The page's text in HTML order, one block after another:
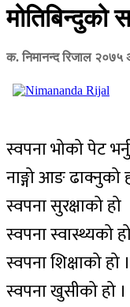
क. निमानन्द रिजाल २०७५
स्वपना भोको पेट
नाङ्गो आङ ढाक्नुको
स्वपना सुरक्षाको हो
स्वपना स्वास्थ्यको
स्वपना शिक्षाको हो ।
स्वपना खुसीको हो ।